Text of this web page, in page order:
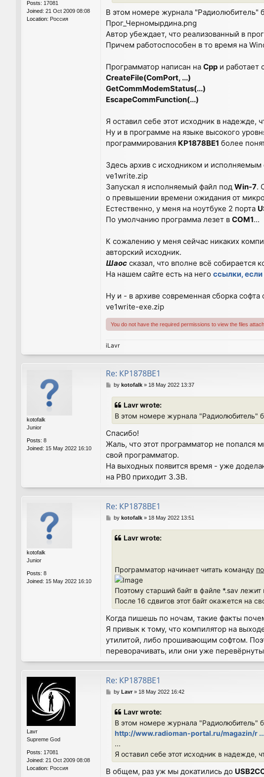
Posts: 17081
Joined: 21 Oct 2009 08:08
Location: Россия
В этом номере журнала "Радиолюбитель"
Прог_Черномырдина.png
Автор убеждает, что реализованный в
Причем работоспособен в то время на
Программатор написан на Cpp и работает
CreateFile(ComPort, ...)
GetCommModemStatus(...)
EscapeCommFunction(...)
Я оставил себе этот исходник в надежде,
Ну и в программе на языке высокого
программирования КР1878ВЕ1 более
Здесь архив с исходником и
ve1write.zip
Запускал я исполняемый файл под Win-7.
о превышении времени ожидания от
Естественно, у меня на ноутбуке 2 порта
По умолчанию программа лезет в COM1...
К сожалению у меня сейчас никаких
авторский исходник.
Шаос сказал, что вполне всё собирается
На нашем сайте есть на него ссылки, если
Ну и - в архиве современная сборка софта
ve1write-exe.zip
You do not have the required permissions to view the files
iLavr
kotofalk
Junior
Posts: 8
Joined: 15 May 2022 16:10
Re: КР1878ВЕ1
Pby kotofalk» 18 May 2022 13:37
Lavr wrote:
В этом номере журнала "Радиолюбитель"
Спасибо!
Жаль, что этот программатор не попался
свой программатор.
На выходных появится время - уже
на PB0 приходит 3.3В.
kotofalk
Junior
Posts: 8
Joined: 15 May 2022 16:10
Re: КР1878ВЕ1
Pby kotofalk» 18 May 2022 13:51
Lavr wrote:
Программатор начинает читать команду
Поэтому старший байт в файле *.sav
После 16 сдвигов этот байт окажется
Когда пишешь по ночам, такие факты
Я привык к тому, что компилятор на
утилитой, либо прошивающим софтом.
переворачивать, или они уже
Lavr
Supreme God
Posts: 17081
Joined: 21 Oct 2009 08:08
Location: Россия
Re: КР1878ВЕ1
Pby Lavr» 18 May 2022 16:42
Lavr wrote:
В этом номере журнала "Радиолюбитель"
http://www.radioman-portal.ru/magazin/r
...
Я оставил себе этот исходник в надежде,
В общем, раз уж мы докатились до